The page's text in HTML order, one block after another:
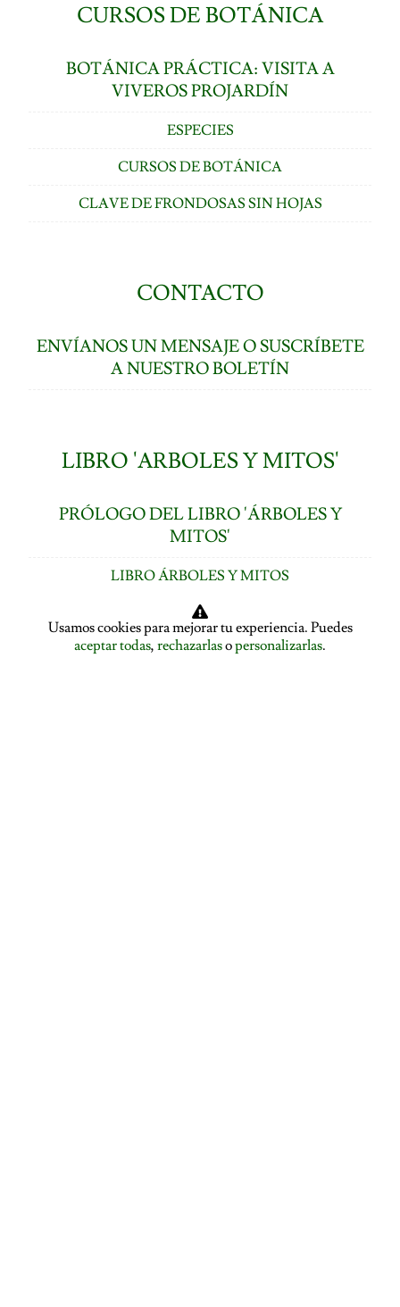
CURSOS DE BOTÁNICA
BOTÁNICA PRÁCTICA: VISITA A
VIVEROS PROJARDÍN
ESPECIES
CURSOS DE BOTÁNICA
CLAVE DE FRONDOSAS SIN HOJAS
CONTACTO
ENVÍANOS UN MENSAJE O SUSCRÍBETE
A NUESTRO BOLETÍN
LIBRO 'ARBOLES Y MITOS'
PRÓLOGO DEL LIBRO 'ÁRBOLES Y
MITOS'
LIBRO ÁRBOLES Y MITOS
ÍNDICE DE CAPÍTULOS
LOS ÁRBOLES HABLAN: ASAMBLEA ARBÓREA
Usamos cookies para mejorar tu experiencia. Puedes
aceptar todas, rechazarlasopersonalizarlas.